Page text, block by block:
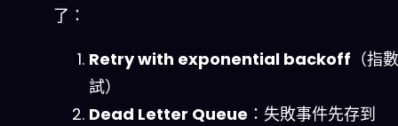
了：
Retry with exponential backoff （指
試）
Dead Letter Queue ：失敗事件先存到